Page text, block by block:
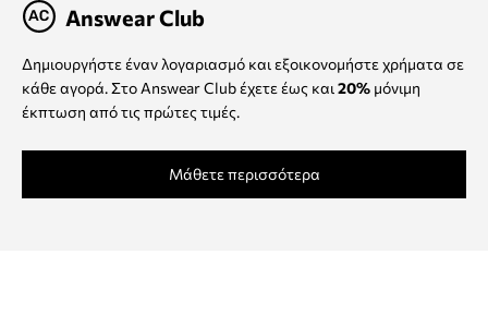
Answear Club
Δημιουργήστε έναν λογαριασμό και εξοικονομήστε χρήματα σε
κάθε αγορά. Στο Answear Club έχετε έως και 20% μόνιμη
έκπτωση από τις πρώτες τιμές.
Μάθετε περισσότερα